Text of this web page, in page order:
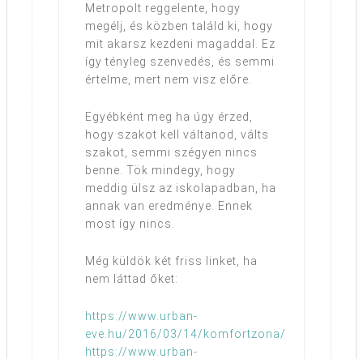
Metropolt reggelente, hogy
megélj, és közben találd ki, hogy
mit akarsz kezdeni magaddal. Ez
így tényleg szenvedés, és semmi
értelme, mert nem visz előre.
Egyébként meg ha úgy érzed,
hogy szakot kell váltanod, válts
szakot, semmi szégyen nincs
benne. Tök mindegy, hogy
meddig ülsz az iskolapadban, ha
annak van eredménye. Ennek
most így nincs.
Még küldök két friss linket, ha
nem láttad őket:
https://www.urban-
eve.hu/2016/03/14/komfortzona/
https://www.urban-